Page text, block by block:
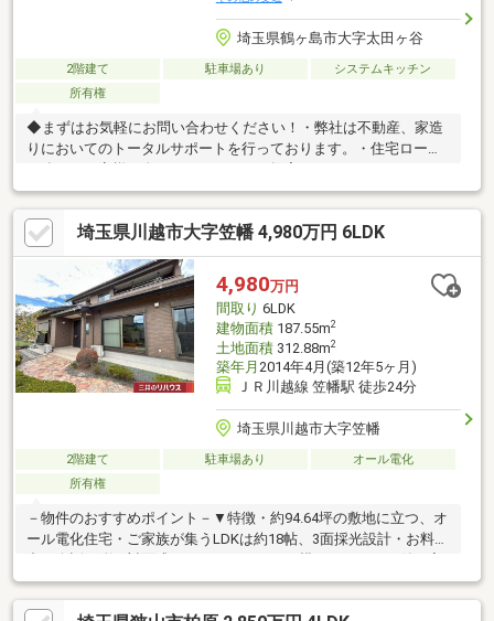
埼玉県鶴ヶ島市大字太田ヶ谷
2階建て 駐車場あり
システムキッチン
所有権
◆まずはお気軽にお問い合わせください！・弊社は不動産、家造
りにおいてのトータルサポートを行っております。・住宅ローン
す。・スタッフ一同、誠心誠意ご対応させていただきます！◆経
験知識が豊富なスタッフが在籍！迅速な対応を心掛けておりま
す。・お問合せを受けてから即日ご対応をさせていただきま
す。・その他物件情報も多数ございます！お気軽にお問い合わせ
ください。
埼玉県川越市大字笠幡 4,980万円 6LDK
4,980万円
間取り 6LDK
建物面積187.55m2
土地面積312.88m2
築年月 2014年4月(築12年5ヶ月)
ＪＲ川越線 笠幡駅 徒歩24分
埼玉県川越市大字笠幡
2階建て 駐車場あり
オール電化
所有権
－物件のおすすめポイント－▼特徴・約94.64坪の敷地に立つ、オ
ール電化住宅・ご家族が集うLDKは約18帖、3面採光設計・お料理
事スペース・パントリー有・和室約10帖はLDと一体利用も可・大
容量のWICは2か所、随所に収納有・各階に洗面室・トイレを配